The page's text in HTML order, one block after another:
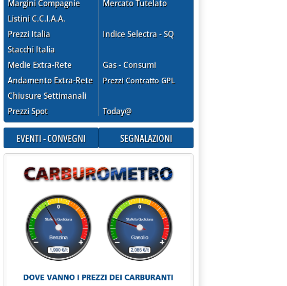
Margini Compagnie
Listini C.C.I.A.A.
Prezzi Italia
Stacchi Italia
Medie Extra-Rete
Andamento Extra-Rete
Chiusure Settimanali
Prezzi Spot
Mercato Tutelato
Indice Selectra - SQ
Gas - Consumi
Prezzi Contratto GPL
Today@
EVENTI - CONVEGNI SEGNALAZIONI